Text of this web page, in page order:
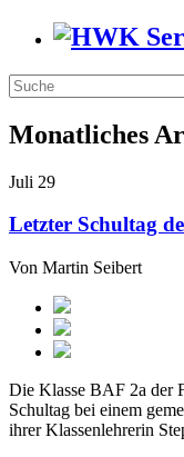
Monatliches
Juli 29
Letzter Schultag
Von Martin Seibert
Die Klasse BAF 2a der
Schultag bei einem
ihrer Klassenlehrerin